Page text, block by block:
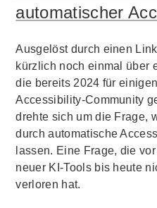
automatischer
Ausgelöst durch einen
kürzlich noch einmal über
die bereits 2024 für
Accessibility-Community
drehte sich um die Frage,
durch automatische
lassen. Eine Frage, die
neuer KI-Tools bis heute
verloren hat.